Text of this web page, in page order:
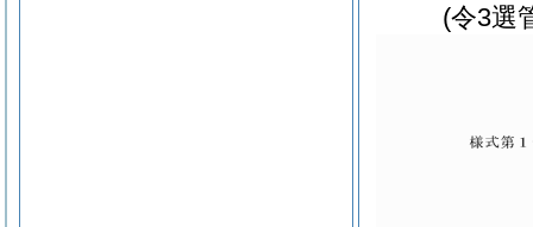
(令3選